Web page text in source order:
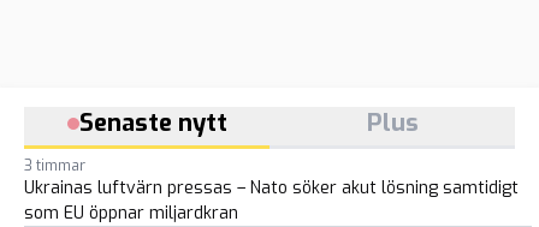
Senaste nytt Plus
3 timmar
Ukrainas luftvärn pressas – Nato söker akut lösning samtidigt
som EU öppnar miljardkran